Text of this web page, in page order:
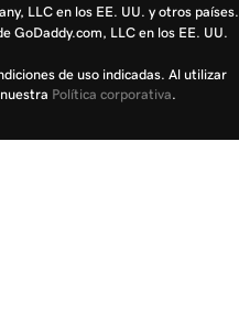
LLC en los EE. UU. y otros países.
GoDaddy.com, LLC en los EE. UU.
de uso indicadas. Al utilizar
Política corporativa.